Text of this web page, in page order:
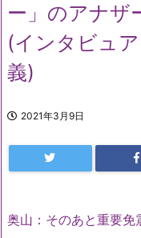
ー」のアナ
(インタビュ
義)
2021年3月9日
奥山：そのあと重要免